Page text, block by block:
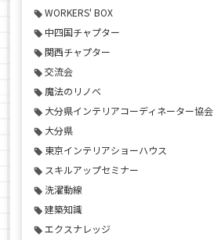
WORKERS' BOX
中四国チャプター
関西チャプター
交流会
魔法のリノベ
大分県インテリアコーディネーター協会
大分県
東京インテリアショーハウス
スキルアップセミナー
洗濯動線
建築知識
エクスナレッジ